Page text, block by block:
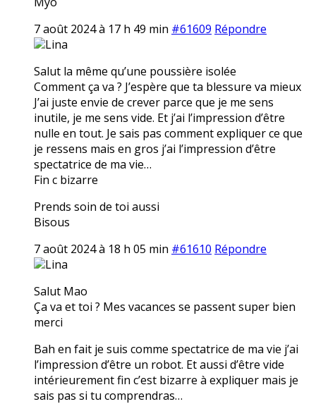
7 août 2024 à 17 h 49 min #61609 Répondre
Lina
Salut la même qu’une poussière isolée
Comment ça va ? J’espère que ta blessure va mieux
J’ai juste envie de crever parce que je me sens
inutile, je me sens vide. Et j’ai l’impression d’être
nulle en tout. Je sais pas comment expliquer ce que
je ressens mais en gros j’ai l’impression d’être
spectatrice de ma vie…
Fin c bizarre
Prends soin de toi aussi
Bisous
7 août 2024 à 18 h 05 min #61610 Répondre
Lina
Salut Mao
Ça va et toi ? Mes vacances se passent super bien
merci
Bah en fait je suis comme spectatrice de ma vie j’ai
l’impression d’être un robot. Et aussi d’être vide
intérieurement fin c’est bizarre à expliquer mais je
sais pas si tu comprendras…